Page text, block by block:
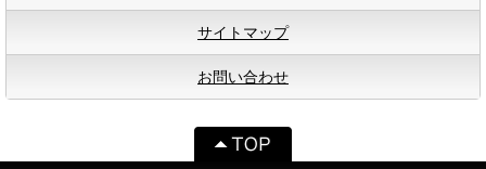
サイトマップ
お問い合わせ